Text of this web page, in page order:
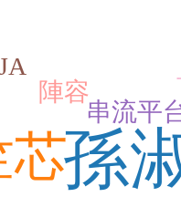
孫
芯
陣容
串流平